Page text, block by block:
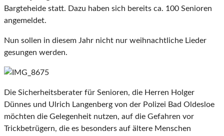
Bargteheide statt. Dazu haben sich bereits ca. 100 Senioren
angemeldet.
Nun sollen in diesem Jahr nicht nur weihnachtliche Lieder
gesungen werden.
Die Sicherheitsberater für Senioren, die Herren Holger
Dünnes und Ulrich Langenberg von der Polizei Bad Oldesloe
möchten die Gelegenheit nutzen, auf die Gefahren vor
Trickbetrügern, die es besonders auf ältere Menschen